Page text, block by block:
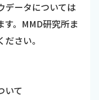
データについては
す。MMD研究所ま
さい。
いて